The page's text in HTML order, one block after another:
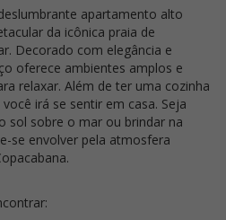
apartamento alto
da icônica praia de
Decorado com elegância e
oferece ambientes amplos e
relaxar. Além de ter uma cozinha
irá se sentir em casa. Seja
sol sobre o mar ou brindar na
se envolver pela atmosfera